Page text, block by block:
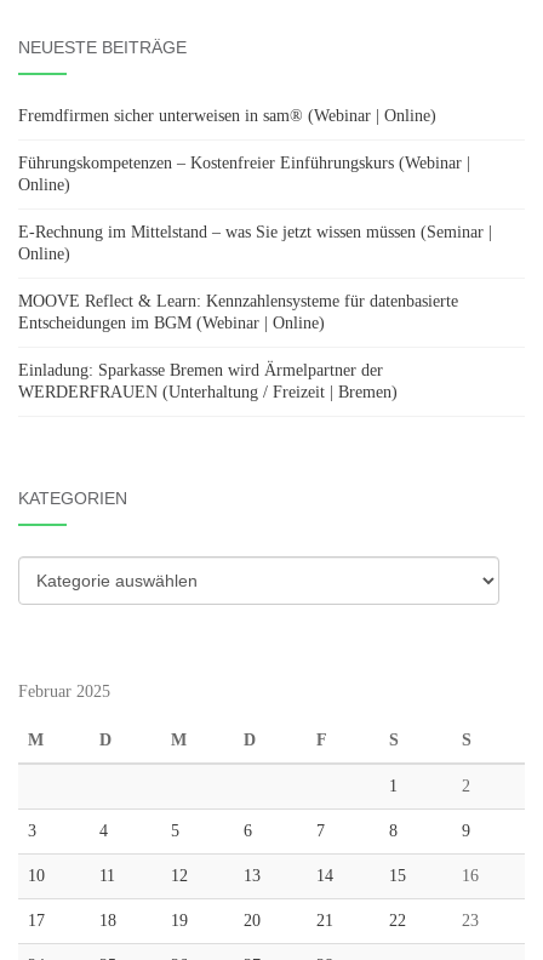
NEUESTE BEITRÄGE
Fremdfirmen sicher unterweisen in sam® (Webinar | Online)
Führungskompetenzen – Kostenfreier Einführungskurs (Webinar |
Online)
E-Rechnung im Mittelstand – was Sie jetzt wissen müssen (Seminar |
Online)
MOOVE Reflect & Learn: Kennzahlensysteme für datenbasierte
Entscheidungen im BGM (Webinar | Online)
Einladung: Sparkasse Bremen wird Ärmelpartner der
WERDERFRAUEN (Unterhaltung / Freizeit | Bremen)
KATEGORIEN
Kategorien
Februar 2025
M D M D F S S
1 2
3 4 5 6 7 8 9
10 11 12 13 14 15 16
17 18 19 20 21 22 23